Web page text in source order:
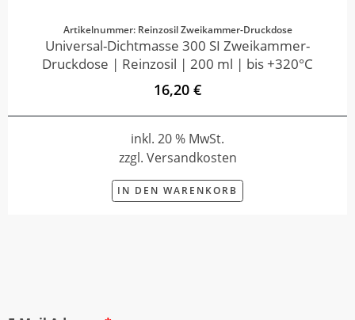
Artikelnummer: Reinzosil Zweikammer-Druckdose
Universal-Dichtmasse 300 SI Zweikammer-
Druckdose | Reinzosil | 200 ml | bis +320°C
16,20 €
inkl. 20 % MwSt.
zzgl. Versandkosten
IN DEN WARENKORB